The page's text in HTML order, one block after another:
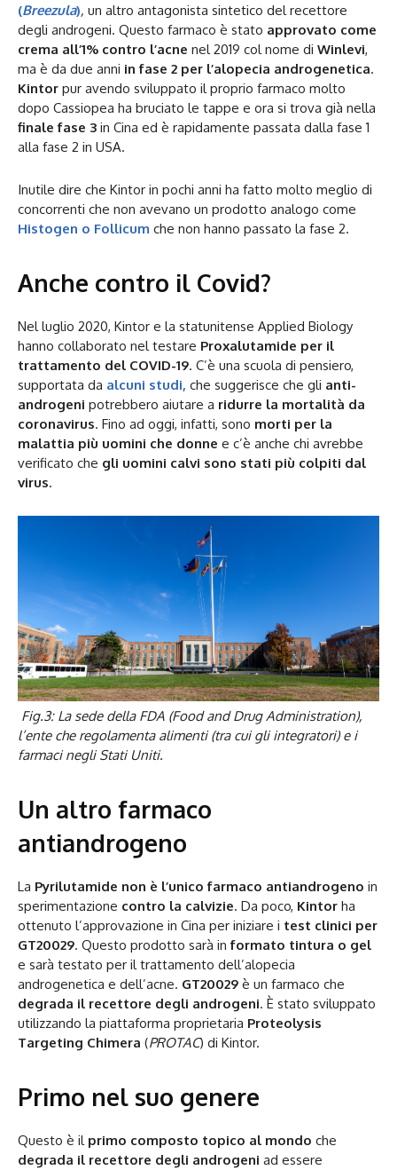
(Breezula), un altro antagonista sintetico del recettore
degli androgeni. Questo farmaco è stato approvato come
crema all’1% contro l’acne nel 2019 col nome di Winlevi,
ma è da due anni in fase 2 per l’alopecia androgenetica.
Kintor pur avendo sviluppato il proprio farmaco molto
dopo Cassiopea ha bruciato le tappe e ora si trova già nella
finale fase 3 in Cina ed è rapidamente passata dalla fase 1
alla fase 2 in USA.
Inutile dire che Kintor in pochi anni ha fatto molto meglio di
concorrenti che non avevano un prodotto analogo come
Histogen o Follicum che non hanno passato la fase 2.
Anche contro il Covid?
Nel luglio 2020, Kintor e la statunitense Applied Biology
hanno collaborato nel testare Proxalutamide per il
trattamento del COVID-19. C’è una scuola di pensiero,
supportata da alcuni studi, che suggerisce che gli anti-
androgeni potrebbero aiutare a ridurre la mortalità da
coronavirus. Fino ad oggi, infatti, sono morti per la
malattia più uomini che donne e c’è anche chi avrebbe
verificato che gli uomini calvi sono stati più colpiti dal
virus.
Fig.3: La sede della FDA (Food and Drug Administration),
l’ente che regolamenta alimenti (tra cui gli integratori) e i
farmaci negli Stati Uniti.
Un altro farmaco
antiandrogeno
La Pyrilutamide non è l’unico farmaco antiandrogeno in
sperimentazione contro la calvizie. Da poco, Kintor ha
ottenuto l’approvazione in Cina per iniziare i test clinici per
GT20029. Questo prodotto sarà informato tintura o gel
e sarà testato per il trattamento dell’alopecia
androgenetica e dell’acne. GT20029 è un farmaco che
degrada il recettore degli androgeni. È stato sviluppato
utilizzando la piattaforma proprietaria Proteolysis
Targeting Chimera (PROTAC) di Kintor.
Primo nel suo genere
Questo è il primo composto topico al mondo che
degrada il recettore degli androgeni ad essere